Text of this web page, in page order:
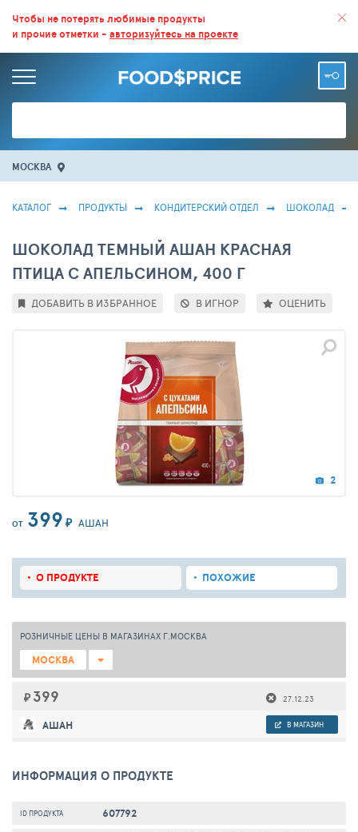
ВСЕ СКИДКИ И ВЫГОДНЫЕ ЦЕНЫ НА ПРОДУКТЫ В МАГАЗИНАХ.
БОЛЬШЕ 100 000 ТОВАРОВ. ЕЖЕДНЕВНОЕ ОБНОВЛЕНИЕ ЦЕН.
Чтобы не потерять любимые продукты
и прочие отметки - авторизуйтесь на проекте
МОСКВА
КАТАЛОГ ПРОДУКТЫ КОНДИТЕРСКИЙ ОТДЕЛ ШОКОЛАД
ШОКОЛАД ТЕМНЫЙ АШАН КРАСНАЯ
ПТИЦА С АПЕЛЬСИНОМ, 400 Г
2
ОТ 399 ₽ АШАН
ДОБАВИТЬ В ИЗБРАННОЕ В ИГНОР ОЦЕНИТЬ
О ПРОДУКТЕ ПОХОЖИЕ
РОЗНИЧНЫЕ ЦЕНЫ В МАГАЗИНАХ Г.МОСКВА
МОСКВА
₽ 399 27.12.23
АШАН В МАГАЗИН
ИНФОРМАЦИЯ О ПРОДУКТЕ
ID ПРОДУКТА 607792